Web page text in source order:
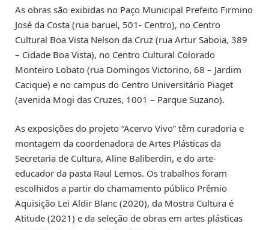
As obras são exibidas no Paço Municipal Prefeito Firmino
José da Costa (rua baruel, 501- Centro), no Centro
Cultural Boa Vista Nelson da Cruz (rua Artur Saboia, 389
– Cidade Boa Vista), no Centro Cultural Colorado
Monteiro Lobato (rua Domingos Victorino, 68 – Jardim
Cacique) e no campus do Centro Universitário Piaget
(avenida Mogi das Cruzes, 1001 – Parque Suzano).
As exposições do projeto “Acervo Vivo” têm curadoria e
montagem da coordenadora de Artes Plásticas da
Secretaria de Cultura, Aline Baliberdin, e do arte-
educador da pasta Raul Lemos. Os trabalhos foram
escolhidos a partir do chamamento público Prêmio
Aquisição Lei Aldir Blanc (2020), da Mostra Cultura é
Atitude (2021) e da seleção de obras em artes plásticas